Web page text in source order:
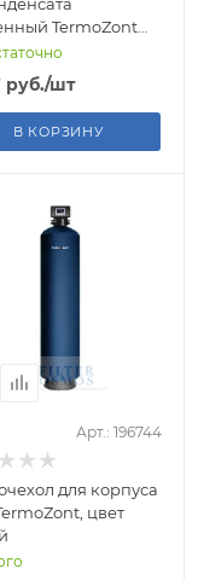
TermoZont
для корпуса
руб./шт
В КОРЗИНУ
Арт.: 196744
для корпуса
цвет